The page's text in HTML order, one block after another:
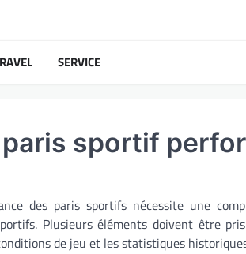
SERVICE
sportif
des paris sportifs nécessite une
Plusieurs éléments doivent être
de jeu et les statistiques